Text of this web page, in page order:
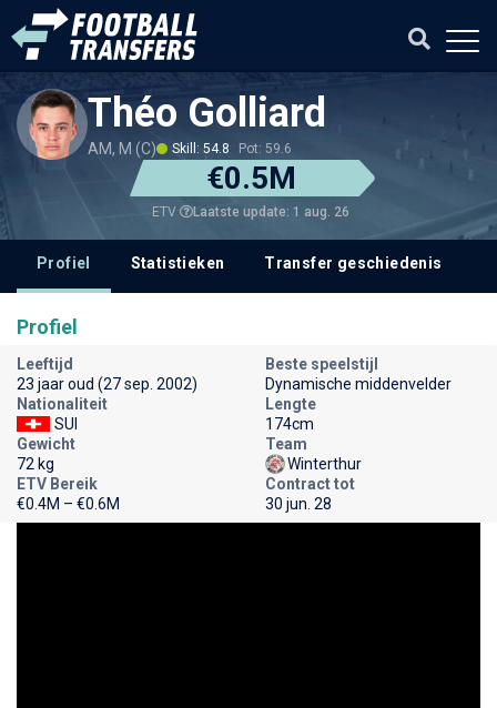
Théo Golliard
AM, M (C) Skill: 54.8 Pot: 59.6
€0.5M
ETV Laatste update: 1 aug. 26
Profiel Statistieken Transfer geschiedenis
Profiel
Leeftijd
23 jaar oud (27 sep. 2002)
Beste speelstijl
Dynamische middenvelder
Nationaliteit
SUI
Lengte
174cm
Gewicht
72 kg
Team
Winterthur
ETV Bereik
€0.4M – €0.6M
Contract tot
30 jun. 28